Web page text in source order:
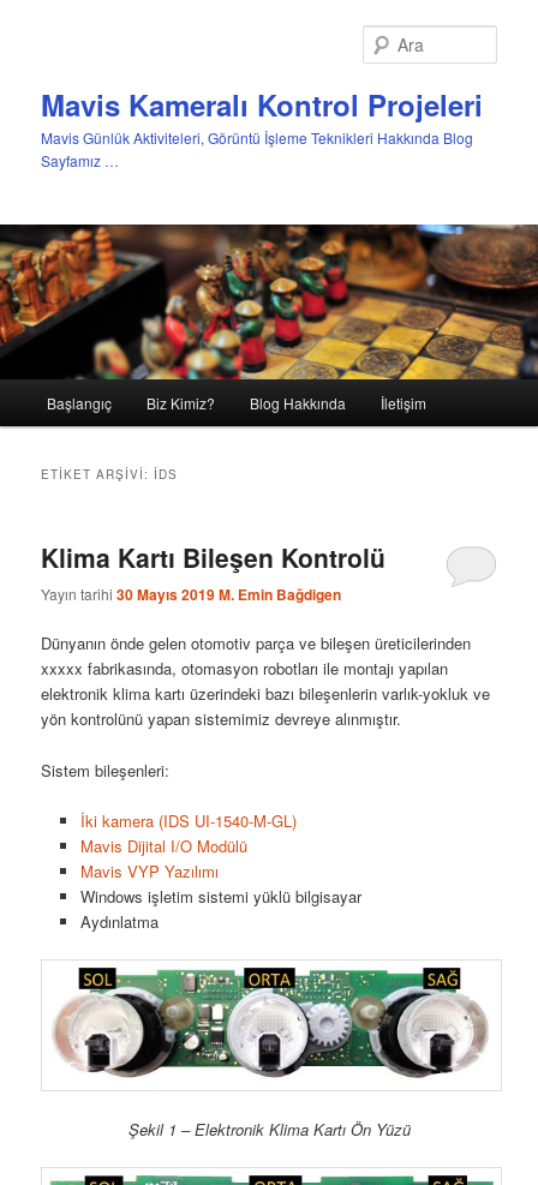
Mavis Kameralı Kontrol Projeleri
Mavis Günlük Aktiviteleri, Görüntü İşleme Teknikleri Hakkında Blog
Sayfamız …
Birincil
İkincil
Başlangıç Biz Kimiz? Blog Hakkında İletişim
ETIKET ARŞIVI: IDS
Klima Kartı Bileşen Kontrolü
Yayın tarihi30 Mayıs 2019M. Emin Bağdigen
Dünyanın önde gelen otomotiv parça ve bileşen üreticilerinden
xxxxx fabrikasında, otomasyon robotları ile montajı yapılan
elektronik klima kartı üzerindeki bazı bileşenlerin varlık-yokluk ve
yön kontrolünü yapan sistemimiz devreye alınmıştır.
Sistem bileşenleri:
İki kamera (IDS UI-1540-M-GL)
Mavis Dijital I/O Modülü
Mavis VYP Yazılımı
Windows işletim sistemi yüklü bilgisayar
Aydınlatma
Şekil 1 – Elektronik Klima Kartı Ön Yüzü